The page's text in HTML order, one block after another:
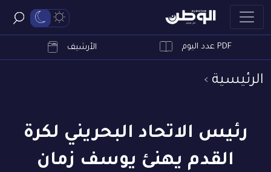
PDF عدد اليوم الأرشيف
الرئيسية
رئيس الاتحاد البحريني لكرة
القدم يهنئ يوسف زمان